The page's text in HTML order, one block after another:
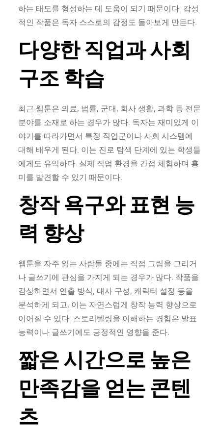
하는 태도를 형성하는 데 도움이 되기 때문이다. 감성
적인 작품은 독자 스스로의 감정도 돌아보게 만든다.
다양한 직업과 사회
구조 학습
최근 웹툰은 의료, 법률, 군대, 회사 생활, 과학 등 전문
분야를 소재로 하는 경우가 많다. 독자는 재미있게 이
야기를 따라가면서 특정 직업군이나 사회 시스템에
대해 배우게 된다. 이는 진로 탐색 단계에 있는 학생들
에게도 유익하다. 실제 직업 환경을 간접 체험하며 흥
미를 발견할 수 있기 때문이다.
창작 욕구와 표현 능
력 향상
웹툰을 자주 읽는 사람들 중에는 직접 그림을 그리거
나 글쓰기에 관심을 가지게 되는 경우가 많다. 작품을
감상하면서 연출 방식, 대사 구성, 캐릭터 설정 등을
분석하게 되고, 이는 자연스럽게 창작 능력 향상으로
이어질 수 있다. 스토리텔링을 이해하는 경험은 발표
능력이나 글쓰기에도 긍정적인 영향을 준다.
짧은 시간으로 높은
만족감을 얻는 콘텐
츠